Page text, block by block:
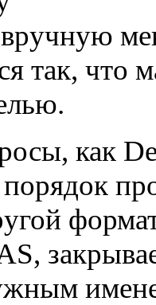
так, что
как
порядок